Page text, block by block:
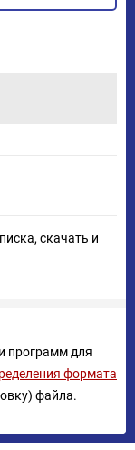
скачать и
программ для
формата
файла.